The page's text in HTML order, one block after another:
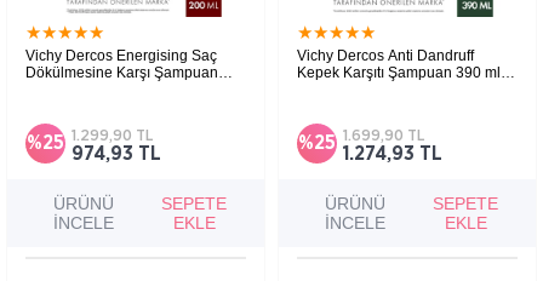
★★★★★
Vichy Dercos Energising Saç
Dökülmesine Karşı Şampuan
tamamlayıcı şampuan.
%25
974,93 TL
1.299,90 TL
ÜRÜNÜ
İNCELE
SEPETE
EKLE
★★★★★
Vichy Dercos Anti Dandruff
Kepek Karşıtı Şampuan 390 ml -
%25
1.274,93 TL
1.699,90 TL
ÜRÜNÜ
İNCELE
SEPETE
EKLE